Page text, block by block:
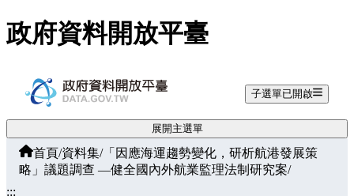
跳至主要內容
政府資料開放平臺
子選單已開啟
展開主選單
首頁/資料集/「因應海運趨勢變化，研析航港發展策
略」議題調查 —健全國內外航業監理法制研究案/
:::